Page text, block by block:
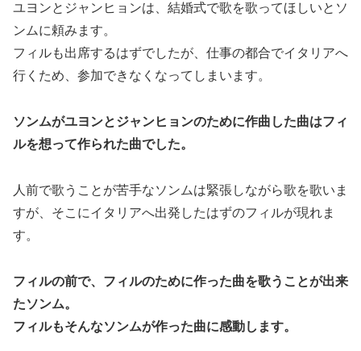
ユヨンとジャンヒョンは、結婚式で歌を歌ってほしいとソ
ンムに頼みます。
フィルも出席するはずでしたが、仕事の都合でイタリアへ
行くため、参加できなくなってしまいます。
ソンムがユヨンとジャンヒョンのために作曲した曲はフィ
ルを想って作られた曲でした。
人前で歌うことが苦手なソンムは緊張しながら歌を歌いま
すが、そこにイタリアへ出発したはずのフィルが現れま
す。
フィルの前で、フィルのために作った曲を歌うことが出来
たソンム。
フィルもそんなソンムが作った曲に感動します。